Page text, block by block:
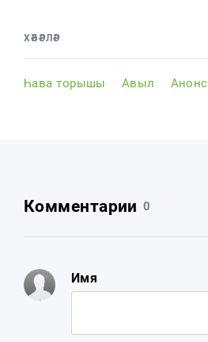
ХӘБӘРЛӘР
Һава торышы Авыл Анонс
Комментарии 0
Имя